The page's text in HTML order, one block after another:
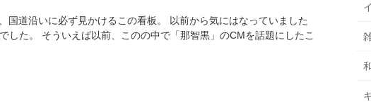
国道沿いに必ず見かけるこの看板。 以前から気にはなっていました
した。 そういえば以前、このの中で「那智黒」のCMを話題にしたこ